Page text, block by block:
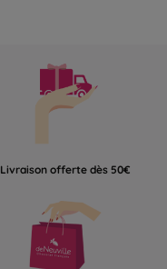
Livraison offerte dès 50€